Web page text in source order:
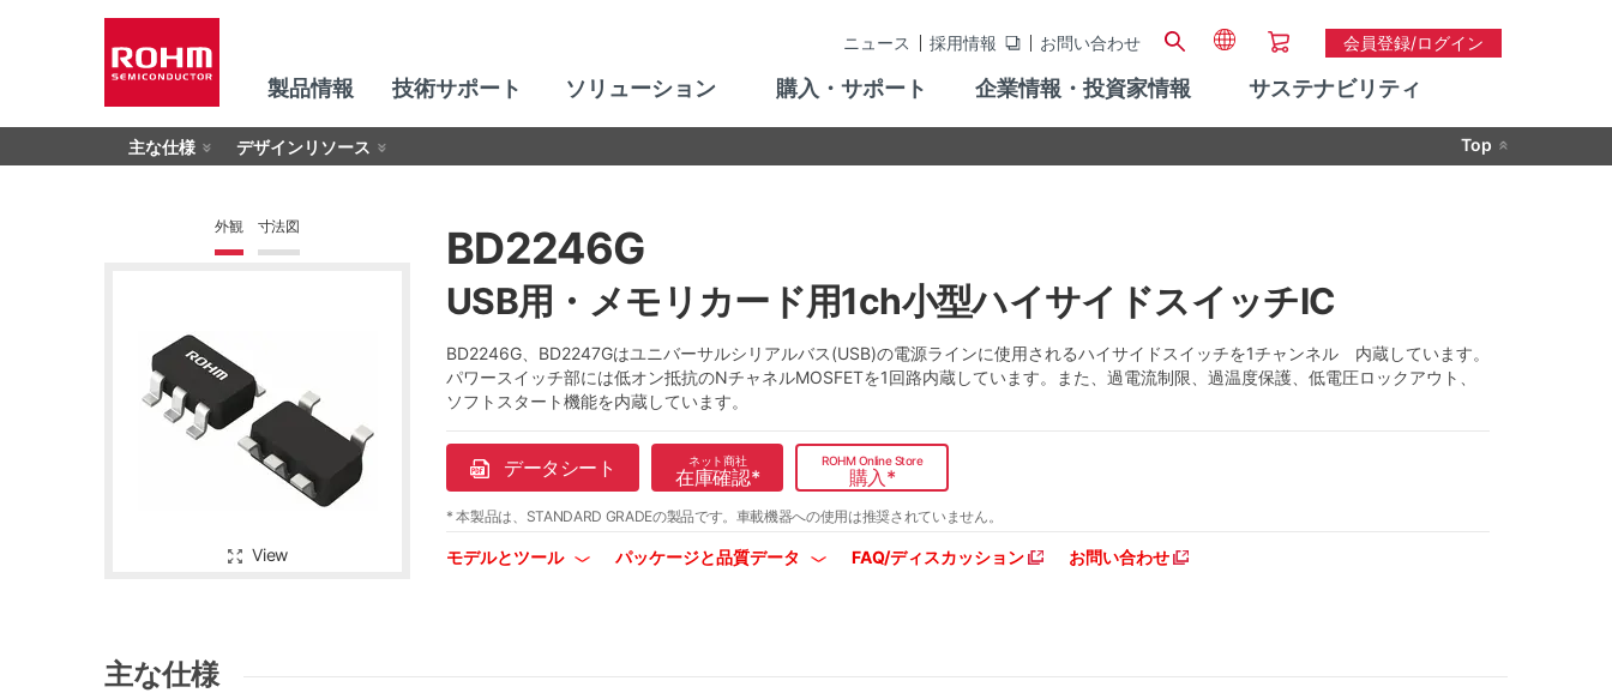
ニュース 採用情報 お問い合わせ 会員登録/ログイン
製品情報 技術サポート ソリューション 購入・サポート 企業情報・投資家情報 サステナビリティ
主な仕様 デザインリソース Top
外観 寸法図
View
BD2246G
USB用・メモリカード用1ch小型ハイサイドスイッチIC
BD2246G、BD2247Gはユニバーサルシリアルバス(USB)の電源ラインに使用されるハイサイドスイッチを1チャンネル 内蔵しています。
パワースイッチ部には低オン抵抗のNチャネルMOSFETを1回路内蔵しています。また、過電流制限、過温度保護、低電圧ロックアウト、
ソフトスタート機能を内蔵しています。
データシート ネット商社
在庫確認*
ROHM Online Store
購入*
* 本製品は、STANDARD GRADEの製品です。 車載機器への使用は推奨されていません。
モデルとツール パッケージと品質データ FAQ/ディスカッション お問い合わせ
主な仕様